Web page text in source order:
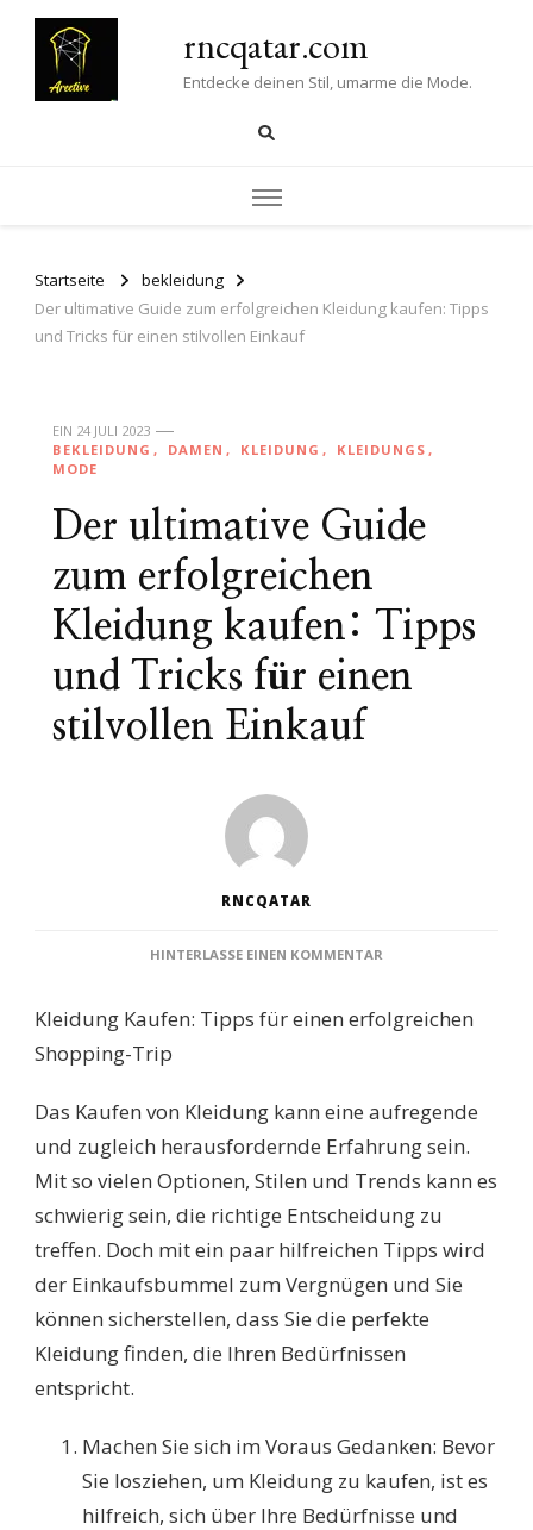
rncqatar.com
Entdecke deinen Stil, umarme die Mode.
Startseite
bekleidung
Der ultimative Guide zum erfolgreichen Kleidung kaufen: Tipps
und Tricks für einen stilvollen Einkauf
EIN 24 JULI 2023
BEKLEIDUNG
DAMEN KLEIDUNG
KLEIDUNGS
MODE
Der ultimative Guide
zum erfolgreichen
Kleidung kaufen: Tipps
und Tricks für einen
stilvollen Einkauf
RNCQATAR
HINTERLASSE EINEN KOMMENTAR
GUIDE
KAUFEN:
UND
TRICKS
EINEN
STILVOLLEN
Kleidung Kaufen: Tipps für einen erfolgreichen
Shopping-Trip
Das Kaufen von Kleidung kann eine aufregende
und zugleich herausfordernde Erfahrung sein.
Mit so vielen Optionen, Stilen und Trends kann es
schwierig sein, die richtige Entscheidung zu
treffen. Doch mit ein paar hilfreichen Tipps wird
der Einkaufsbummel zum Vergnügen und Sie
können sicherstellen, dass Sie die perfekte
Kleidung finden, die Ihren Bedürfnissen
entspricht.
Machen Sie sich im Voraus Gedanken: Bevor
Sie losziehen, um Kleidung zu kaufen, ist es
hilfreich, sich über Ihre Bedürfnisse und